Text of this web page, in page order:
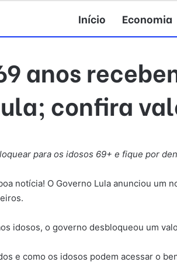
Início Economia
anos
confira
para os idosos 69+ e fique por
notícia! O Governo Lula anunciou um
idosos, o governo desbloqueou um
e como os idosos podem acessar o